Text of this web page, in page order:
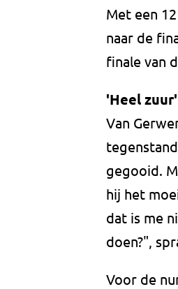
Met een
naar de
finale van
'Heel zuur'
Van
gegooid.
hij het
dat is me
doen?",
Voor de